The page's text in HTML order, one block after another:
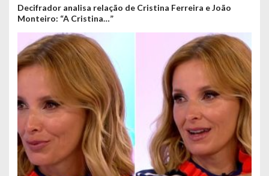
Decifrador analisa relação de Cristina Ferreira e João
Monteiro: “A Cristina…”